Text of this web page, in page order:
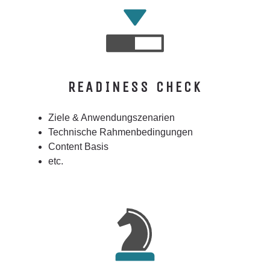
READINESS CHECK
Ziele & Anwendungszenarien
Technische Rahmenbedingungen
Content Basis
etc.